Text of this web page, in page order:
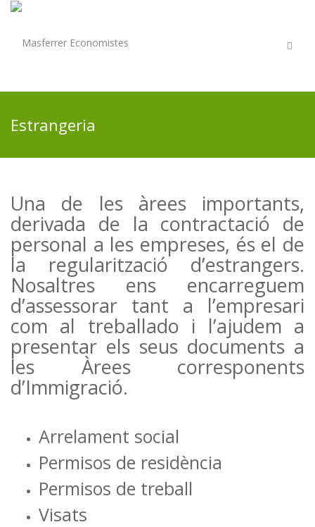
Estrangeria
Una de les àrees importants,
derivada de la contractació de
personal a les empreses, és el de
la regularització d’estrangers.
Nosaltres ens encarreguem
d’assessorar tant a l’empresari
com al treballado i l’ajudem a
presentar els seus documents a
les Àrees corresponents
d’Immigració.
Arrelament social
Permisos de residència
Permisos de treball
Visats